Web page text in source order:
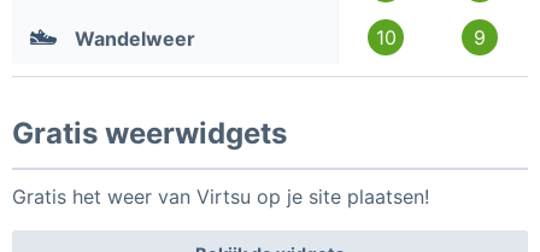
Wandelweer 10 9
Gratis weerwidgets
Gratis het weer van Virtsu op je site plaatsen!